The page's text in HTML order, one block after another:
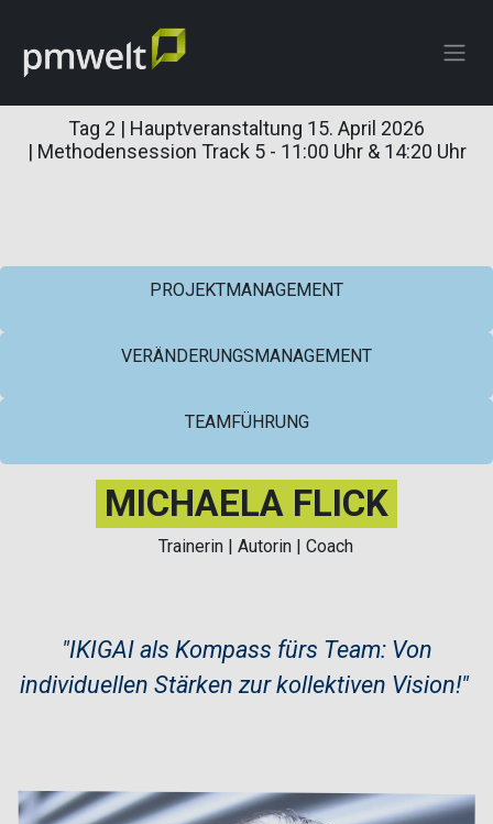
Tag 2 | Hauptveranstaltung 15. April 2026
| Methodensession Track 5 - 11:00 Uhr & 14:20 Uhr
PROJEKTMANAGEMENT
VERÄNDERUNGSMANAGEMENT
TEAMFÜHRUNG
MICHAELA FLICK
Trainerin | Autorin | Coach
"IKIGAI als Kompass fürs Team: Von
individuellen Stärken zur kollektiven Vision!" ​